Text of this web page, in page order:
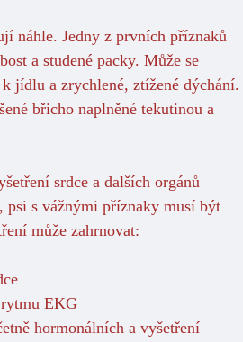
náhle. Jedny z prvních příznaků
a studené packy. Může se
jídlu a zrychlené, ztížené dýchání.
břicho naplněné tekutinou a
srdce a dalších orgánů
psi s vážnými příznaky musí být
může zahrnovat:
rytmu EKG
hormonálních a vyšetření